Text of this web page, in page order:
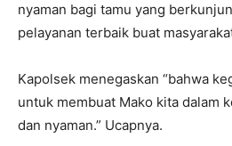
nyaman bagi tamu yang
pelayanan terbaik buat
Kapolsek menegaskan “bahwa
untuk membuat Mako kita dalam
dan nyaman.” Ucapnya.